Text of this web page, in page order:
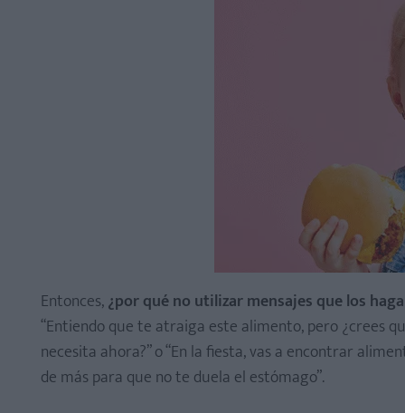
Entonces,¿por qué no utilizar mensajes que los
“Entiendo que te atraiga este alimento, pero ¿crees
necesita ahora?” o “En la fiesta, vas a encontrar
de más para que no te duela el estómago”.